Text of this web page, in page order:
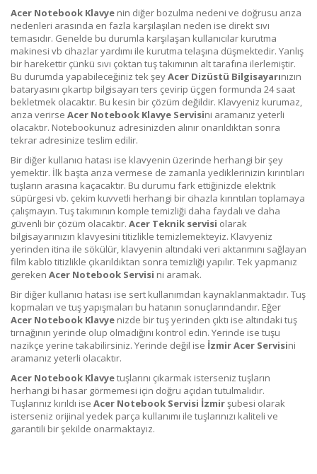
Acer Notebook Klavye nin diğer bozulma nedeni ve doğrusu arıza
nedenleri arasında en fazla karşılaşılan neden ise direkt sıvı
temasıdır. Genelde bu durumla karşılaşan kullanıcılar kurutma
makinesi vb cihazlar yardımı ile kurutma telaşına düşmektedir. Yanlış
bir harekettir çünkü sıvı çoktan tuş takımının alt tarafına ilerlemiştir.
Bu durumda yapabileceğiniz tek şeyAcer Dizüstü Bilgisayarınızın
bataryasını çıkartıp bilgisayarı ters çevirip üçgen formunda 24 saat
bekletmek olacaktır. Bu kesin bir çözüm değildir. Klavyeniz kurumaz,
arıza verirse Acer Notebook Klavye Servisini aramanız yeterli
olacaktır. Notebookunuz adresinizden alınır onarıldıktan sonra
tekrar adresinize teslim edilir.
Bir diğer kullanıcı hatası ise klavyenin üzerinde herhangi bir şey
yemektir. İlk başta arıza vermese de zamanla yediklerinizin kırıntıları
tuşların arasına kaçacaktır. Bu durumu fark ettiğinizde elektrik
süpürgesi vb. çekim kuvvetli herhangi bir cihazla kırıntıları toplamaya
çalışmayın. Tuş takımının komple temizliği daha faydalı ve daha
güvenli bir çözüm olacaktır. Acer Teknik servisi olarak
bilgisayarınızın klavyesini titizlikle temizlemekteyiz. Klavyeniz
yerinden itina ile sökülür, klavyenin altındaki veri aktarımını sağlayan
film kablo titizlikle çıkarıldıktan sonra temizliği yapılır. Tek yapmanız
gereken Acer Notebook Servisi ni aramak.
Bir diğer kullanıcı hatası ise sert kullanımdan kaynaklanmaktadır. Tuş
kopmaları ve tuş yapışmaları bu hatanın sonuçlarındandır. Eğer
Acer Notebook Klavye nizde bir tuş yerinden çıktı ise altındaki tuş
tırnağının yerinde olup olmadığını kontrol edin. Yerinde ise tuşu
nazikçe yerine takabilirsiniz. Yerinde değil ise İzmirAcer Servisini
aramanız yeterli olacaktır.
Acer Notebook Klavyetuşlarını çıkarmak isterseniz tuşların
herhangi bi hasar görmemesi için doğru açıdan tutulmalıdır.
Tuşlarınız kırıldı ise Acer Notebook Servisi İzmirşubesi olarak
isterseniz orijinal yedek parça kullanımı ile tuşlarınızı kaliteli ve
garantili bir şekilde onarmaktayız.